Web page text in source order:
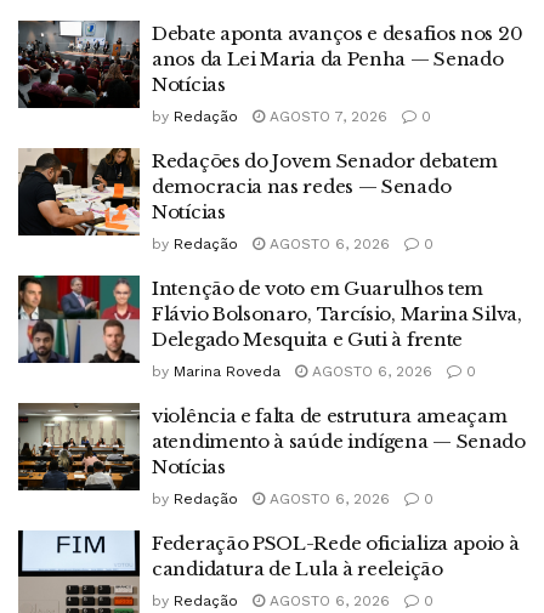
Debate aponta avanços e desafios nos 20
anos da Lei Maria da Penha — Senado
Notícias
by Redação AGOSTO 7, 2026 0
Redações do Jovem Senador debatem
democracia nas redes — Senado
Notícias
by Redação AGOSTO 6, 2026 0
Intenção de voto em Guarulhos tem
Flávio Bolsonaro, Tarcísio, Marina Silva,
Delegado Mesquita e Guti à frente
by Marina Roveda AGOSTO 6, 2026 0
violência e falta de estrutura ameaçam
atendimento à saúde indígena — Senado
Notícias
by Redação AGOSTO 6, 2026 0
Federação PSOL-Rede oficializa apoio à
candidatura de Lula à reeleição
by Redação AGOSTO 6, 2026 0